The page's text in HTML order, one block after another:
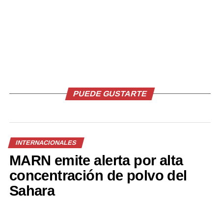
Relacionado
Hombre armado mató a
cuatro personas e hirió a
PUEDE GUSTARTE
INTERNACIONALES
MARN emite alerta por alta
concentración de polvo del
Sahara